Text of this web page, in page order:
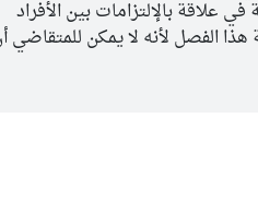
علاقة بالإلتزامات بين الأفراد
الفصل لأنه لا يمكن للمتقاضي